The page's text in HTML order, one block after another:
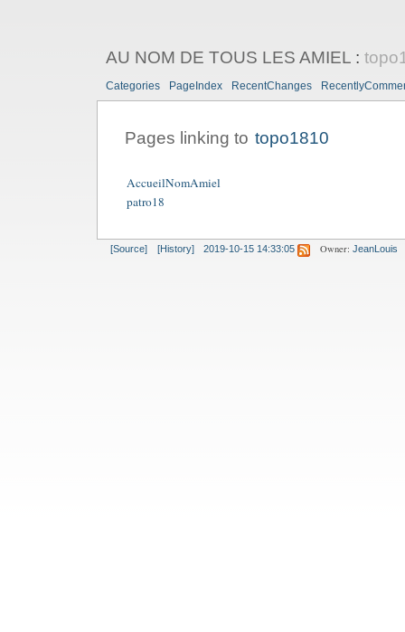
AU NOM DE TOUS LES AMIEL:
Categories PageIndex RecentChanges
Pages linking to topo1810
AccueilNomAmiel
patro18
[Source] [History] 2019-10-15 14:33:05 Owner: JeanLouis